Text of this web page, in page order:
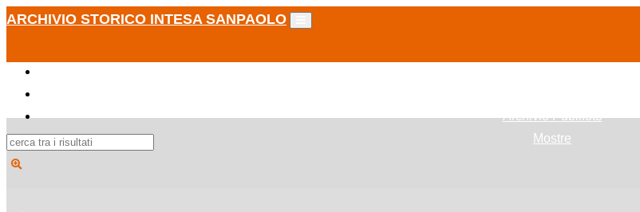
ARCHIVIO STORICO INTESA SANPAOLO
Archivio Publifoto
Mostre